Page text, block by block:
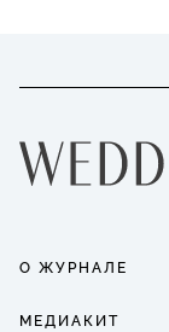
О ЖУРНАЛЕ
МЕДИАКИТ